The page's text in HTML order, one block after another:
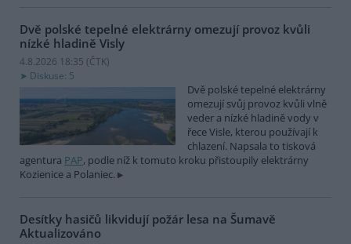
Dvě polské tepelné elektrárny omezují provoz kvůli
nízké hladině Visly
4.8.2026 18:35 (ČTK)
Diskuse: 5
Dvě polské tepelné elektrárny
omezují svůj provoz kvůli vlně
veder a nízké hladině vody v
řece Visle, kterou používají k
chlazení. Napsala to tisková
agentura PAP, podle níž k tomuto kroku přistoupily elektrárny
Kozienice a Polaniec.
Desítky hasičů likvidují požár lesa na Šumavě
Aktualizováno